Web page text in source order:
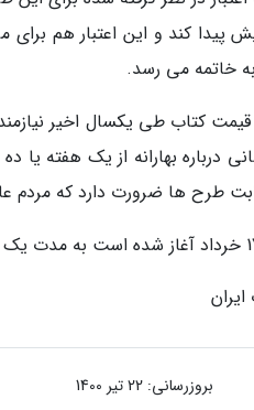
پیدا کند و این اعتبار هم
خاتمه می رسد.
قیمت کتاب طی یکسال اخیر
درباره بهارانه از یک هفته
طرح ها ضرورت دارد که مردم
بروزرسانی: 22 تیر 1400